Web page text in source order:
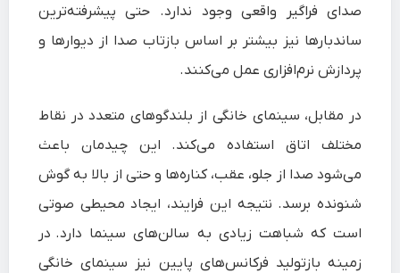
صدای فراگیر واقعی وجود ندارد. حتی پیشرفته‌ترین
ساندبارها نیز بیشتر بر اساس بازتاب صدا از دیوارها و
پردازش نرم‌افزاری عمل می‌کنند.
در مقابل، سینمای خانگی از بلندگوهای متعدد در نقاط
مختلف اتاق استفاده می‌کند. این چیدمان باعث
می‌شود صدا از جلو، عقب، کناره‌ها و حتی از بالا به گوش
شنونده برسد. نتیجه این فرایند، ایجاد محیطی صوتی
است که شباهت زیادی به سالن‌های سینما دارد. در
زمینه بازتولید فرکانس‌های پایین نیز سینمای خانگی